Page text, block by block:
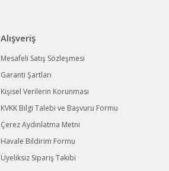
Alışveriş
Mesafeli Satış Sözleşmesi
Garanti Şartları
Kişisel Verilerin Korunması
KVKK Bilgi Talebi ve Başvuru Formu
Çerez Aydınlatma Metni
Havale Bildirim Formu
Üyeliksiz Sipariş Takibi